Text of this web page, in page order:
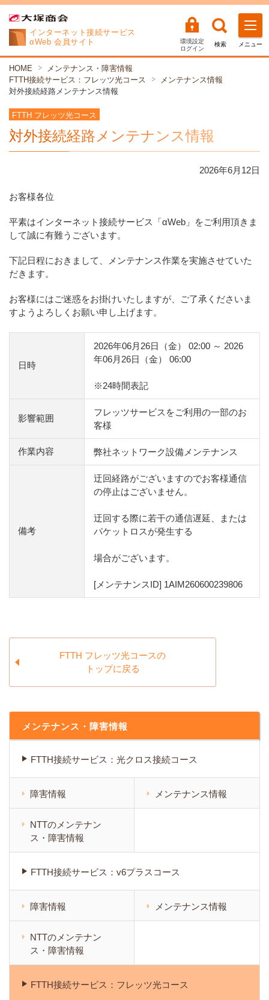
インターネット接続サービス
αWeb 会員サイト
環境設定
ログイン
検索 メニュー
HOME
メンテナンス・障害情報
FTTH接続サービス：フレッツ光コース
メンテナンス情報
対外接続経路メンテナンス情報
FTTH フレッツ光コース
対外接続経路メンテナンス情報
2026年6月 12日
お客様各位
平素はインターネット接続サービス「αWeb」をご利用頂きま
して誠に有難うございます。
下記日程におきまして、メンテナンス作業を実施させていた
だきます。
お客様にはご迷惑をお掛けいたしますが、ご了承くださいま
すようよろしくお願い申し上げます。
日時
2026年06月26日（金） 02:00 ～ 2026
年06月26日（金） 06:00
※24時間表記
影響範囲
フレッツサービスをご利用の一部のお
客様
作業内容 弊社ネットワーク設備メンテナンス
備考
迂回経路がございますのでお客様通信
の停止はございません。
迂回する際に若干の通信遅延、または
パケットロスが発生する
場合がございます。
[メンテナンスID] 1AIM260600239806
FTTH フレッツ光コースの
トップに戻る
メンテナンス・障害情報
FTTH接続サービス：光クロス接続コース
障害情報 メンテナンス情報
NTTのメンテナン
ス・障害情報
FTTH接続サービス：v6プラスコース
障害情報 メンテナンス情報
NTTのメンテナン
ス・障害情報
FTTH接続サービス：フレッツ光コース